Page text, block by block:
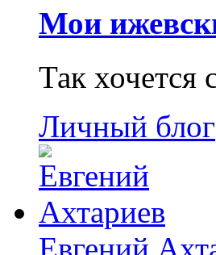
Мои
Так хочется
Личный блог
Евгений